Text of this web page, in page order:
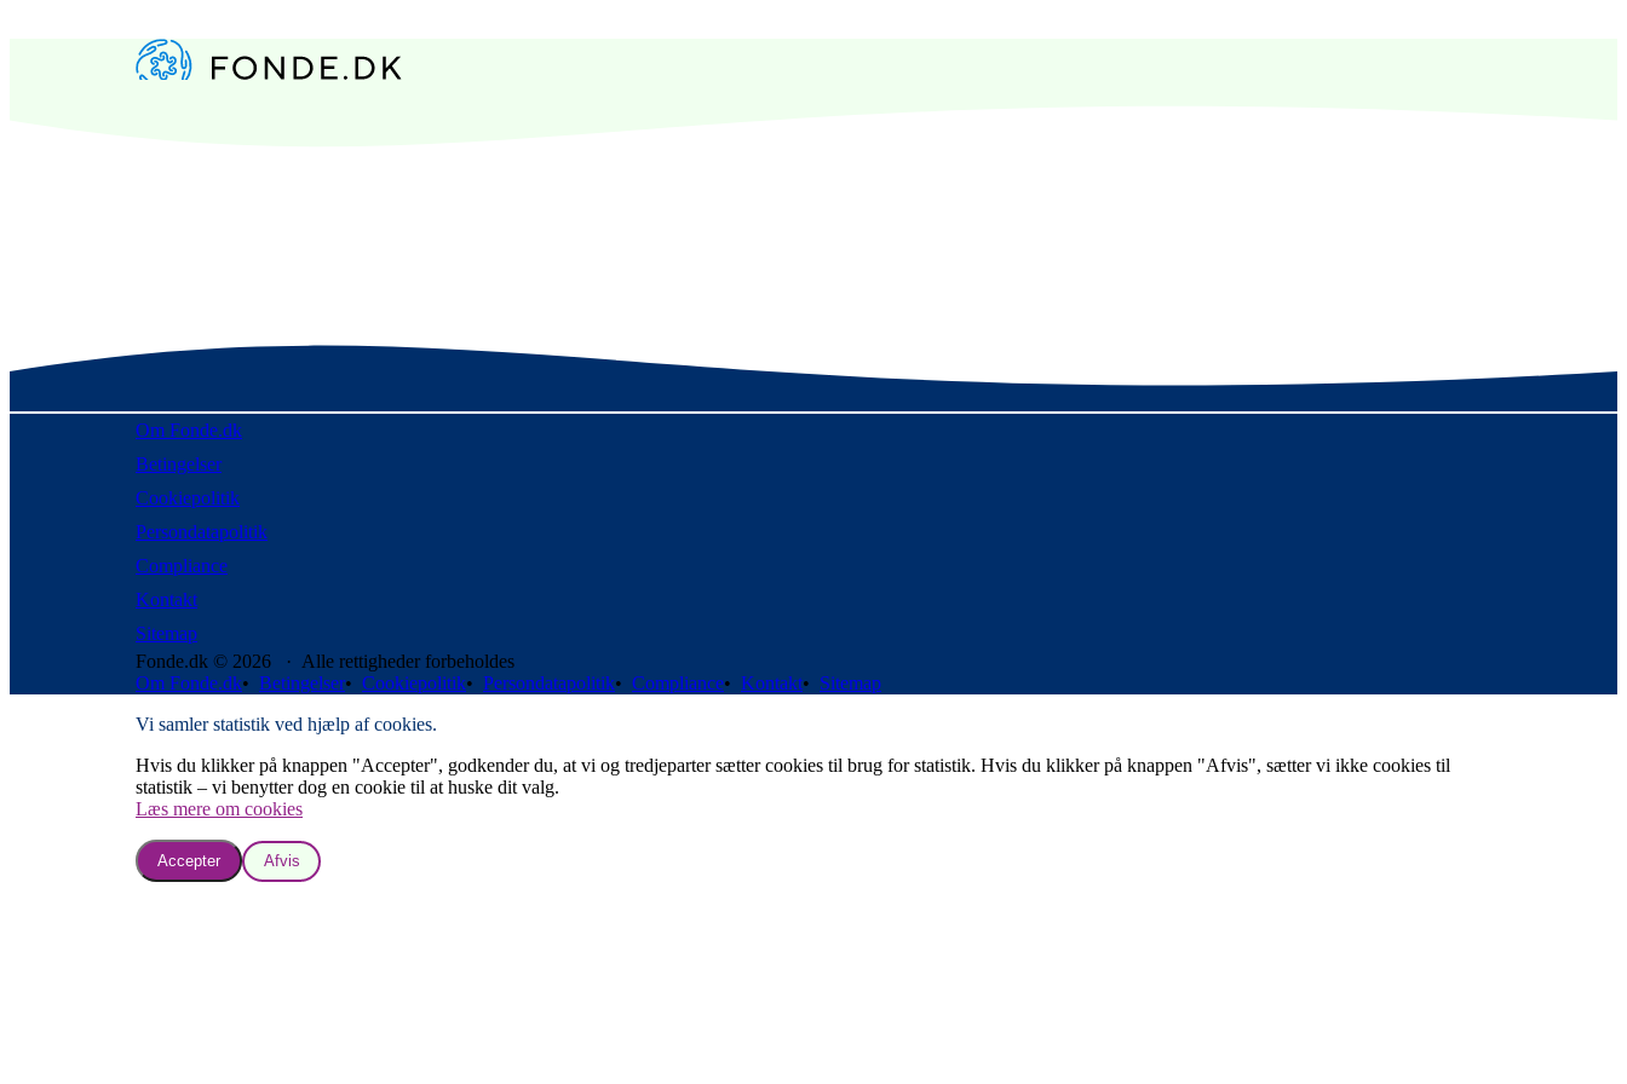
Om Fonde.dk
Betingelser
Cookiepolitik
Persondatapolitik
Compliance
Kontakt
Sitemap
Fonde.dk © 2026 · Alle rettigheder forbeholdes
Om Fonde.dk• Betingelser• Cookiepolitik• Persondatapolitik• Compliance• Kontakt• Sitemap
Vi samler statistik ved hjælp af cookies.
Hvis du klikker på knappen "Accepter", godkender du, at vi og tredjeparter sætter cookies til brug for statistik. Hvis du klikker på knappen "Afvis", sætter vi ikke cookies til
statistik – vi benytter dog en cookie til at huske dit valg.
Læs mere om cookies
Accepter Afvis